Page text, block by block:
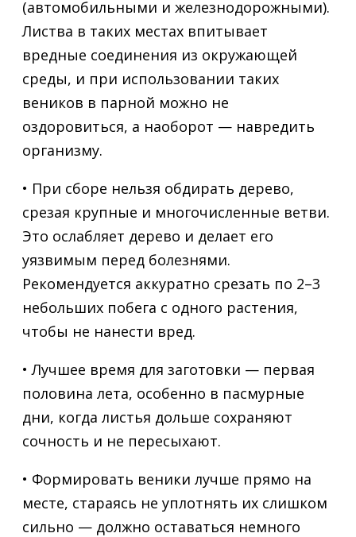
(автомобильными и железнодорожными).
Листва в таких местах впитывает
вредные соединения из окружающей
среды, и при использовании таких
веников в парной можно не
оздоровиться, а наоборот — навредить
организму.
• При сборе нельзя обдирать дерево,
срезая крупные и многочисленные ветви.
Это ослабляет дерево и делает его
уязвимым перед болезнями.
Рекомендуется аккуратно срезать по 2–3
небольших побега с одного растения,
чтобы не нанести вред.
• Лучшее время для заготовки — первая
половина лета, особенно в пасмурные
дни, когда листья дольше сохраняют
сочность и не пересыхают.
• Формировать веники лучше прямо на
месте, стараясь не уплотнять их слишком
сильно — должно оставаться немного